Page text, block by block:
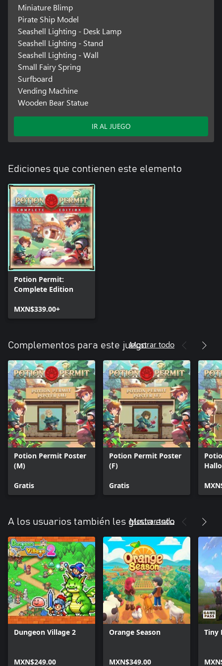
Miniature Blimp
Pirate Ship Model
Seashell Lighting - Desk Lamp
Seashell Lighting - Stand
Seashell Lighting - Wall
Small Fairy Spring
Surfboard
Vending Machine
Wooden Bear Statue
IR AL JUEGO
Ediciones que contienen este elemento
Potion Permit:
Complete Edition
MXN$339.00+
Complementos para este juegoMostrar todo
Potion Permit Poster
(M)
Gratis
Potion Permit Poster
(F)
Gratis
A los usuarios también les gusta esto
Mostrar todo
Dungeon Village 2
MXN$249.00
Orange Season
MXN$349.00
Tiny